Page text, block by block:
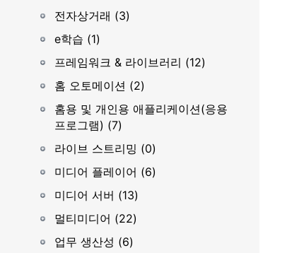
전자상거래 (3)
e학습 (1)
프레임워크 & 라이브러리 (12)
홈 오토메이션 (2)
홈용 및 개인용 애플리케이션(응용
프로그램) (7)
라이브 스트리밍 (0)
미디어 플레이어 (6)
미디어 서버 (13)
멀티미디어 (22)
업무 생산성 (6)